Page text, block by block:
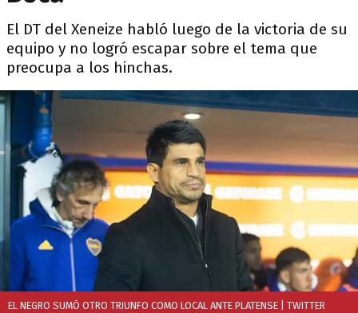
El DT del Xeneize habló luego de la victoria de su
equipo y no logró escapar sobre el tema que
preocupa a los hinchas.
EL NEGRO SUMÓ OTRO TRIUNFO COMO LOCAL ANTE PLATENSE | TWITTER